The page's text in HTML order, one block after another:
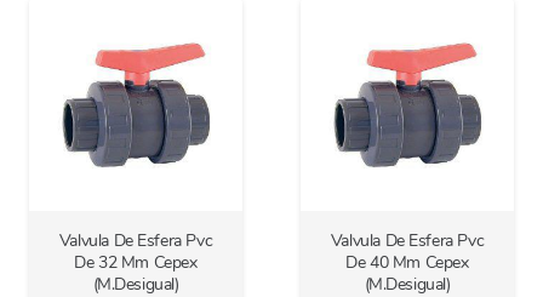
Valvula De Esfera Pvc
De 32 Mm Cepex
(M.Desigual)
Valvula De Esfera Pvc
De 40 Mm Cepex
(M.Desigual)